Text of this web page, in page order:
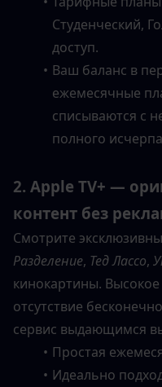
Студенческий,
доступ.
Ваш баланс в
ежемесячные
списываются с
полного
2. Apple TV+ —
контент без
Разделение, Тед Лассо,
кинокартины.
отсутствие
сервис выдающимся
Простая
Идеально